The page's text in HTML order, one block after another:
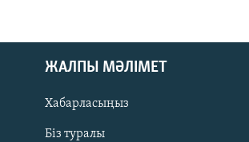
ЖАЛПЫ МӘЛІМЕТ
Хабарласыңыз
Біз туралы